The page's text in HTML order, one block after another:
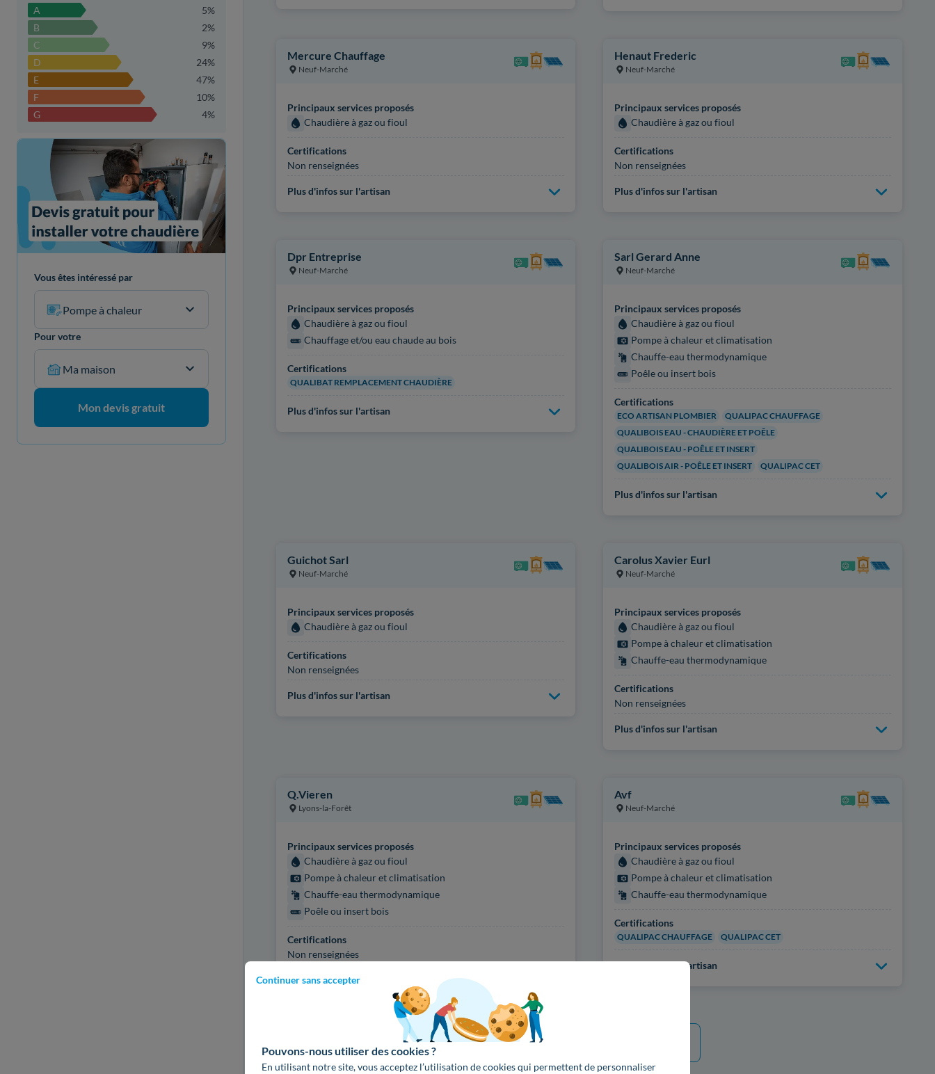
Continuer sans accepter
Pouvons-nous utiliser des cookies ?
En utilisant notre site, vous acceptez l’utilisation de cookies qui permettent de personnaliser
A
5%
B
2%
C
9%
D
24%
E
47%
F
10%
G
4%
Vous êtes intéressé par
Pompe à chaleur
Pour votre
Ma maison
Mon devis gratuit
Mercure Chauffage
Neuf-Marché
Principaux services proposés
Chaudière à gaz ou fioul
Certifications
Non renseignées
Plus d'infos sur l'artisan
Henaut Frederic
Neuf-Marché
Principaux services proposés
Chaudière à gaz ou fioul
Certifications
Non renseignées
Plus d'infos sur l'artisan
Dpr Entreprise
Neuf-Marché
Principaux services proposés
Chaudière à gaz ou fioul
Chauffage et/ou eau chaude au bois
Certifications
QUALIBAT REMPLACEMENT CHAUDIÈRE
Plus d'infos sur l'artisan
Sarl Gerard Anne
Neuf-Marché
Principaux services proposés
Chaudière à gaz ou fioul
Pompe à chaleur et climatisation
Chauffe-eau thermodynamique
Poêle ou insert bois
Certifications
ECO ARTISAN PLOMBIER
QUALIPAC CHAUFFAGE
QUALIBOIS EAU - CHAUDIÈRE ET POÊLE
QUALIBOIS EAU - POÊLE ET INSERT
QUALIBOIS AIR - POÊLE ET INSERT
QUALIPAC CET
Plus d'infos sur l'artisan
Guichot Sarl
Neuf-Marché
Principaux services proposés
Chaudière à gaz ou fioul
Certifications
Non renseignées
Plus d'infos sur l'artisan
Carolus Xavier Eurl
Neuf-Marché
Principaux services proposés
Chaudière à gaz ou fioul
Pompe à chaleur et climatisation
Chauffe-eau thermodynamique
Certifications
Non renseignées
Plus d'infos sur l'artisan
Q.Vieren
Lyons-la-Forêt
Principaux services proposés
Chaudière à gaz ou fioul
Pompe à chaleur et climatisation
Chauffe-eau thermodynamique
Poêle ou insert bois
Certifications
Non renseignées
Plus d'infos sur l'artisan
Avf
Neuf-Marché
Principaux services proposés
Chaudière à gaz ou fioul
Pompe à chaleur et climatisation
Chauffe-eau thermodynamique
Certifications
QUALIPAC CHAUFFAGE QUALIPAC CET
Plus d'infos sur l'artisan
Voir